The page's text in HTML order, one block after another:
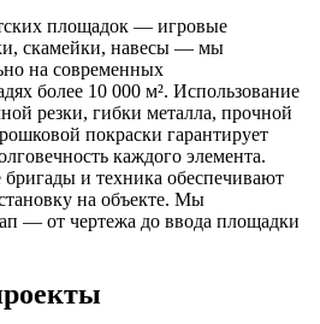
площадок — игровые
скамейки, навесы — мы
на современных
более 10 000 м². Использование
резки, гибки металла, прочной
покраски гарантирует
каждого элемента.
и техника обеспечивают
на объекте. Мы
— от чертежа до ввода площадки